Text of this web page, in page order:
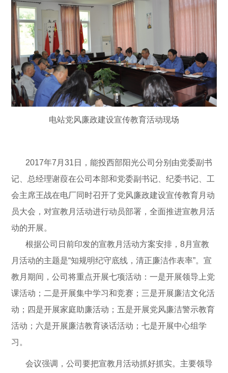
电站党风廉政建设宣传教育活动现场
2017年7月31日，能投西部阳光公司分别由党委副书
记、总经理谢葭在公司本部和党委副书记、纪委书记、工
会主席王战在电厂同时召开了党风廉政建设宣传教育月动
员大会，对宣教月活动进行动员部署，全面推进宣教月活
动的开展。
根据公司日前印发的宣教月活动方案安排，8月宣教
月活动的主题是“知规明纪守底线，清正廉洁作表率”。宣
教月期间，公司将重点开展七项活动：一是开展领导上党
课活动；二是开展集中学习和竞赛；三是开展廉洁文化活
动；四是开展家庭助廉活动；五是开展党风廉洁警示教育
活动；六是开展廉洁教育谈话活动；七是开展中心组学
习。
会议强调，公司要把宣教月活动抓好抓实。主要领导